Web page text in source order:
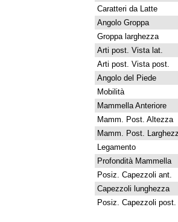
Caratteri da Latte
Angolo Groppa
Groppa larghezza
Arti post. Vista lat.
Arti post. Vista post.
Angolo del Piede
Mobilità
Mammella Anteriore
Mamm. Post. Altezza
Mamm. Post.
Legamento
Profondità Mammella
Posiz. Capezzoli ant.
Capezzoli lunghezza
Posiz. Capezzoli post.